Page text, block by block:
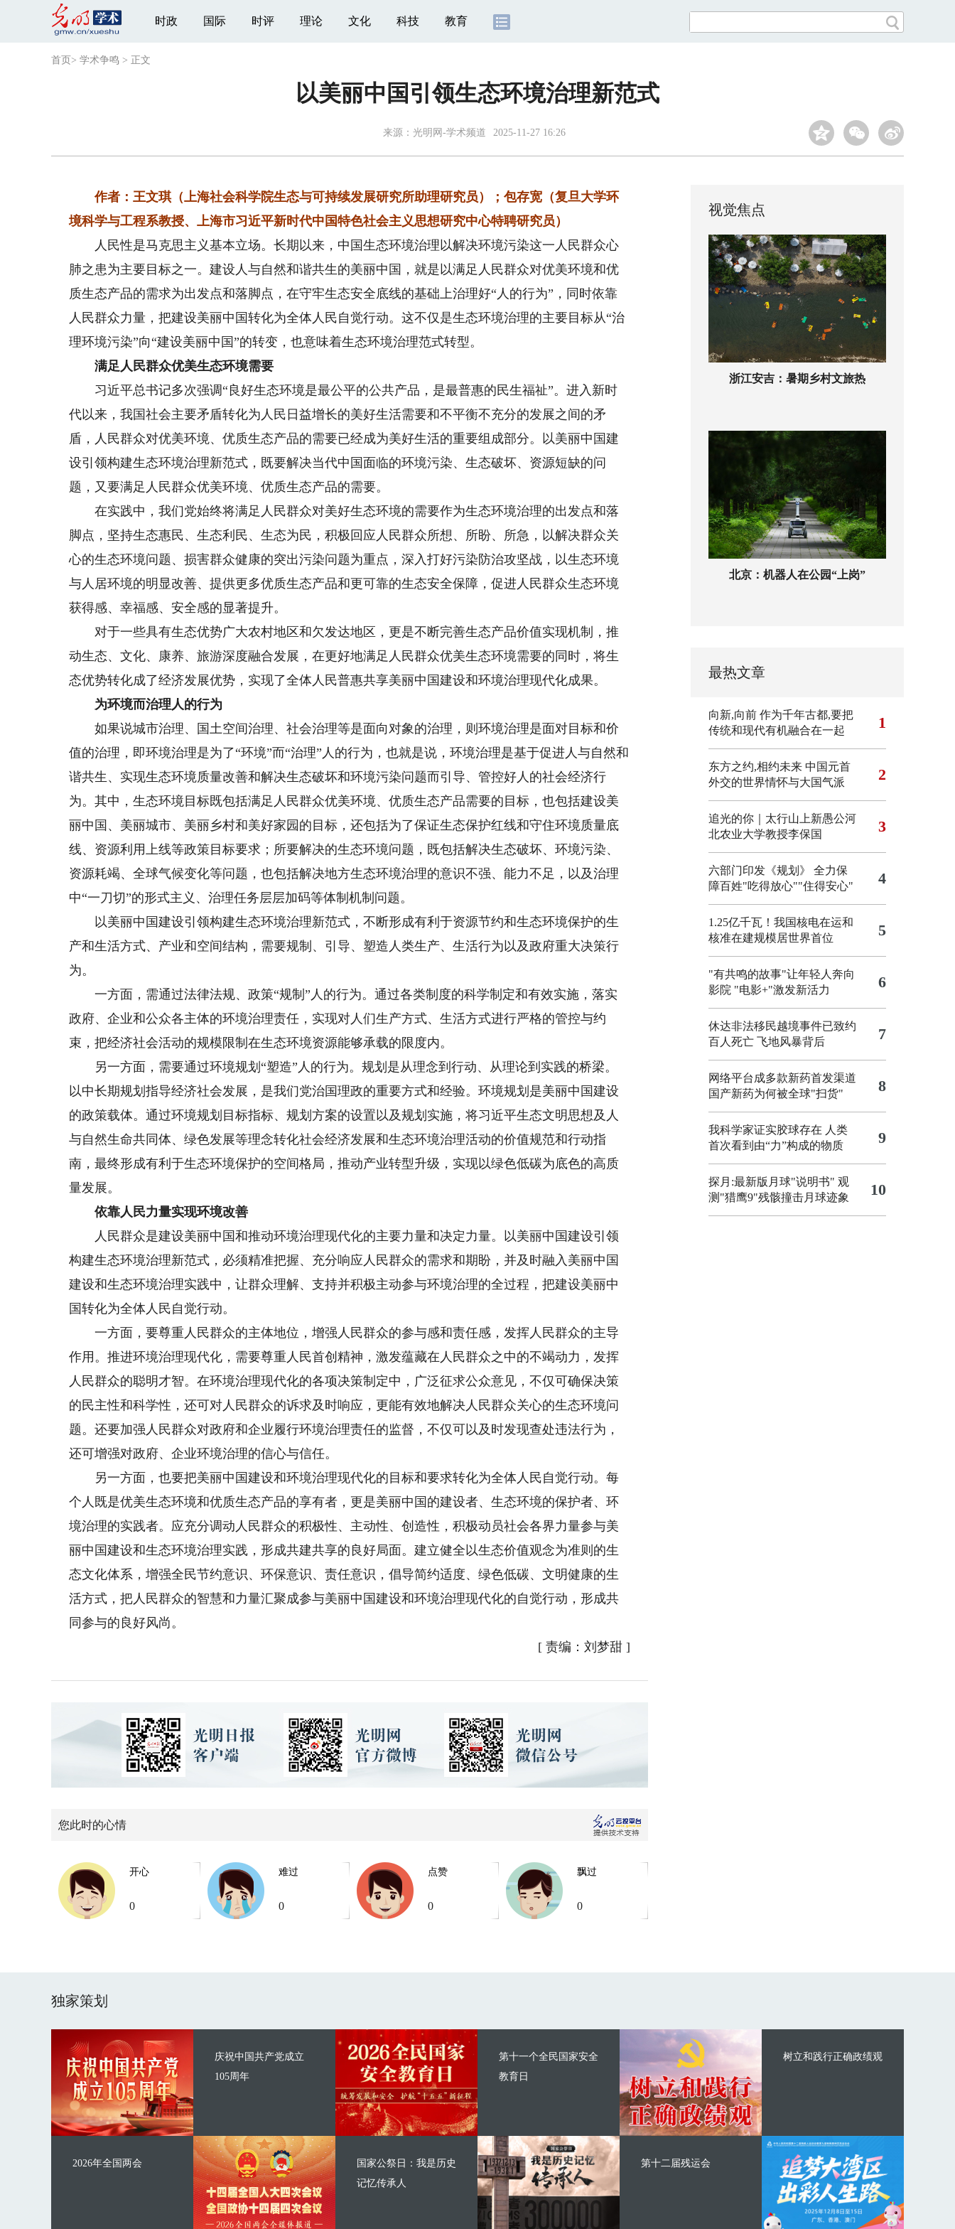
时政 国际 时评 理论 文化 科技 教育
首页 > 学术争鸣 > 正文
以美丽中国引领生态环境治理新范式
来源： 光明网-学术频道 2025-11-27 16:26
作者：王文琪（上海社会科学院生态与可持续发展研究所助理研究员）；包存宽（复旦大学环
境科学与工程系教授、上海市习近平新时代中国特色社会主义思想研究中心特聘研究员）
人民性是马克思主义基本立场。长期以来，中国生态环境治理以解决环境污染这一人民群众心
肺之患为主要目标之一。建设人与自然和谐共生的美丽中国，就是以满足人民群众对优美环境和优
质生态产品的需求为出发点和落脚点，在守牢生态安全底线的基础上治理好“人的行为”，同时依靠
人民群众力量，把建设美丽中国转化为全体人民自觉行动。这不仅是生态环境治理的主要目标从“治
理环境污染”向“建设美丽中国”的转变，也意味着生态环境治理范式转型。
满足人民群众优美生态环境需要
习近平总书记多次强调“良好生态环境是最公平的公共产品，是最普惠的民生福祉”。进入新时
代以来，我国社会主要矛盾转化为人民日益增长的美好生活需要和不平衡不充分的发展之间的矛
盾，人民群众对优美环境、优质生态产品的需要已经成为美好生活的重要组成部分。以美丽中国建
设引领构建生态环境治理新范式，既要解决当代中国面临的环境污染、生态破坏、资源短缺的问
题，又要满足人民群众优美环境、优质生态产品的需要。
在实践中，我们党始终将满足人民群众对美好生态环境的需要作为生态环境治理的出发点和落
脚点，坚持生态惠民、生态利民、生态为民，积极回应人民群众所想、所盼、所急，以解决群众关
心的生态环境问题、损害群众健康的突出污染问题为重点，深入打好污染防治攻坚战，以生态环境
与人居环境的明显改善、提供更多优质生态产品和更可靠的生态安全保障，促进人民群众生态环境
获得感、幸福感、安全感的显著提升。
对于一些具有生态优势广大农村地区和欠发达地区，更是不断完善生态产品价值实现机制，推
动生态、文化、康养、旅游深度融合发展，在更好地满足人民群众优美生态环境需要的同时，将生
态优势转化成了经济发展优势，实现了全体人民普惠共享美丽中国建设和环境治理现代化成果。
为环境而治理人的行为
如果说城市治理、国土空间治理、社会治理等是面向对象的治理，则环境治理是面对目标和价
值的治理，即环境治理是为了“环境”而“治理”人的行为，也就是说，环境治理是基于促进人与自然和
谐共生、实现生态环境质量改善和解决生态破坏和环境污染问题而引导、管控好人的社会经济行
为。其中，生态环境目标既包括满足人民群众优美环境、优质生态产品需要的目标，也包括建设美
丽中国、美丽城市、美丽乡村和美好家园的目标，还包括为了保证生态保护红线和守住环境质量底
线、资源利用上线等政策目标要求；所要解决的生态环境问题，既包括解决生态破坏、环境污染、
资源耗竭、全球气候变化等问题，也包括解决地方生态环境治理的意识不强、能力不足，以及治理
中“一刀切”的形式主义、治理任务层层加码等体制机制问题。
以美丽中国建设引领构建生态环境治理新范式，不断形成有利于资源节约和生态环境保护的生
产和生活方式、产业和空间结构，需要规制、引导、塑造人类生产、生活行为以及政府重大决策行
为。
一方面，需通过法律法规、政策“规制”人的行为。通过各类制度的科学制定和有效实施，落实
政府、企业和公众各主体的环境治理责任，实现对人们生产方式、生活方式进行严格的管控与约
束，把经济社会活动的规模限制在生态环境资源能够承载的限度内。
另一方面，需要通过环境规划“塑造”人的行为。规划是从理念到行动、从理论到实践的桥梁。
以中长期规划指导经济社会发展，是我们党治国理政的重要方式和经验。环境规划是美丽中国建设
的政策载体。通过环境规划目标指标、规划方案的设置以及规划实施，将习近平生态文明思想及人
与自然生命共同体、绿色发展等理念转化社会经济发展和生态环境治理活动的价值规范和行动指
南，最终形成有利于生态环境保护的空间格局，推动产业转型升级，实现以绿色低碳为底色的高质
量发展。
依靠人民力量实现环境改善
人民群众是建设美丽中国和推动环境治理现代化的主要力量和决定力量。以美丽中国建设引领
构建生态环境治理新范式，必须精准把握、充分响应人民群众的需求和期盼，并及时融入美丽中国
建设和生态环境治理实践中，让群众理解、支持并积极主动参与环境治理的全过程，把建设美丽中
国转化为全体人民自觉行动。
一方面，要尊重人民群众的主体地位，增强人民群众的参与感和责任感，发挥人民群众的主导
作用。推进环境治理现代化，需要尊重人民首创精神，激发蕴藏在人民群众之中的不竭动力，发挥
人民群众的聪明才智。在环境治理现代化的各项决策制定中，广泛征求公众意见，不仅可确保决策
的民主性和科学性，还可对人民群众的诉求及时响应，更能有效地解决人民群众关心的生态环境问
题。还要加强人民群众对政府和企业履行环境治理责任的监督，不仅可以及时发现查处违法行为，
还可增强对政府、企业环境治理的信心与信任。
另一方面，也要把美丽中国建设和环境治理现代化的目标和要求转化为全体人民自觉行动。每
个人既是优美生态环境和优质生态产品的享有者，更是美丽中国的建设者、生态环境的保护者、环
境治理的实践者。应充分调动人民群众的积极性、主动性、创造性，积极动员社会各界力量参与美
丽中国建设和生态环境治理实践，形成共建共享的良好局面。建立健全以生态价值观念为准则的生
态文化体系，增强全民节约意识、环保意识、责任意识，倡导简约适度、绿色低碳、文明健康的生
活方式，把人民群众的智慧和力量汇聚成参与美丽中国建设和环境治理现代化的自觉行动，形成共
同参与的良好风尚。
[ 责编：刘梦甜 ]
您此时的心情
开心
0
难过
0
点赞
0
飘过
0
视觉焦点
浙江安吉：暑期乡村文旅热
北京：机器人在公园“上岗”
最热文章
向新,向前 作为千年古都,要把
传统和现代有机融合在一起
1
东方之约,相约未来 中国元首
外交的世界情怀与大国气派
2
追光的你｜太行山上新愚公河
北农业大学教授李保国
3
六部门印发《规划》 全力保
障百姓"吃得放心""住得安心"
4
1.25亿千瓦！我国核电在运和
核准在建规模居世界首位
5
"有共鸣的故事"让年轻人奔向
影院 "电影+"激发新活力 6
休达非法移民越境事件已致约
百人死亡 飞地风暴背后 7
网络平台成多款新药首发渠道
国产新药为何被全球"扫货"
8
我科学家证实胶球存在 人类
首次看到由“力”构成的物质
9
探月:最新版月球"说明书" 观
测"猎鹰9"残骸撞击月球迹象
10
独家策划
庆祝中国共产党成立
105周年
2026年全国两会
第十一个全民国家安全
教育日
国家公祭日：我是历史
记忆传承人
树立和践行正确政绩观
第十二届残运会